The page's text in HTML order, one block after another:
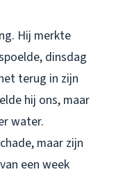
Hij merkte
dinsdag
terug in zijn
hij ons, maar
water.
maar zijn
een week